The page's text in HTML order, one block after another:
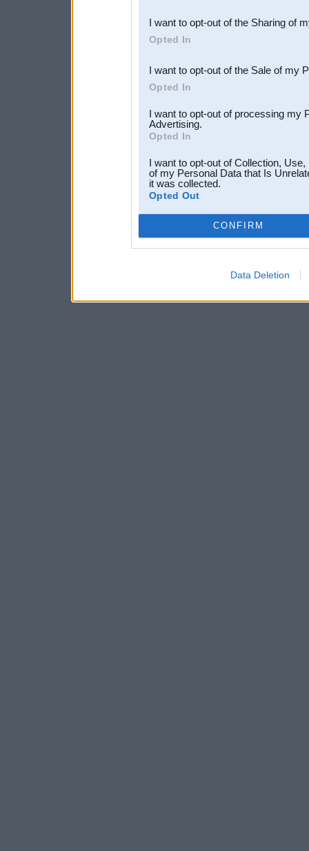
Downstream Participants
third parties.
I want to opt-out of the Sharing of
Opted In
I want to opt-out of the Sale of my
Opted In
I want to opt-out of processing my
Advertising.
Opted In
I want to opt-out of Collection,
of my Personal Data that Is
it was collected.
Opted Out
CONFIRM
Data Deletion